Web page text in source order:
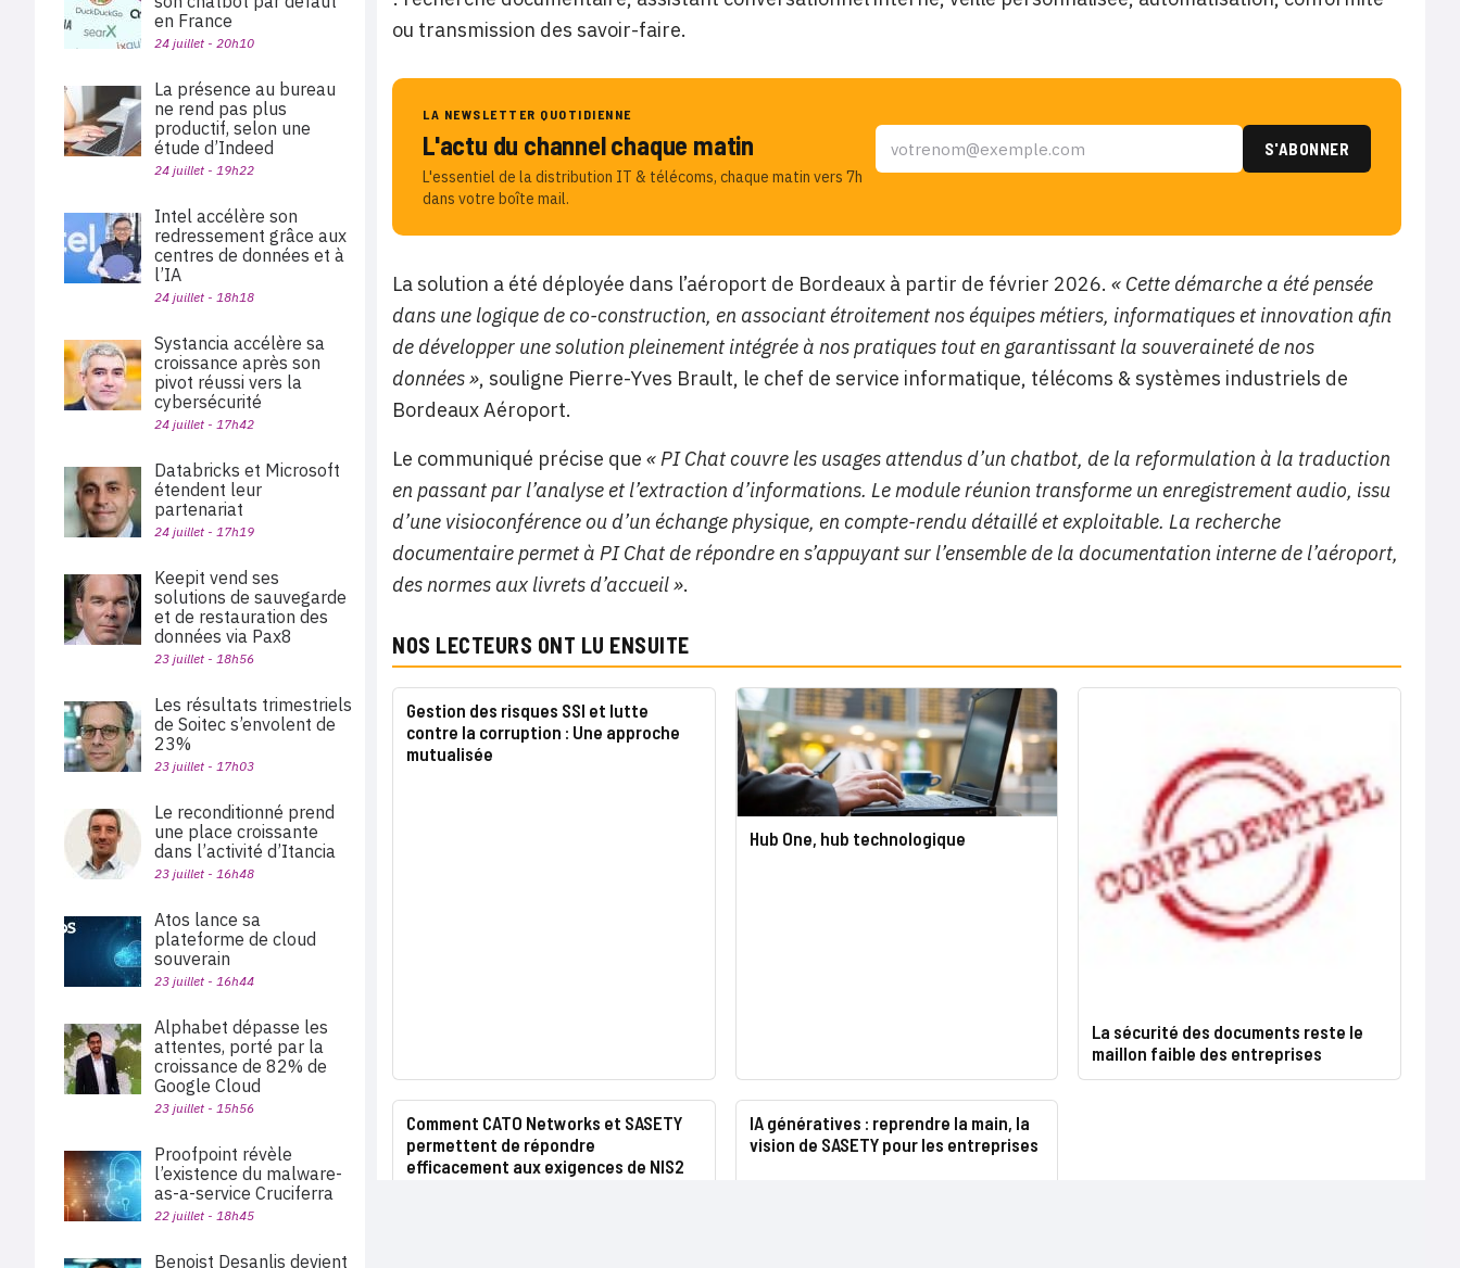
ou transmission des savoir-faire.
LA NEWSLETTER QUOTIDIENNE
L'actu du channel chaque matin
L'essentiel de la distribution IT & télécoms, chaque matin vers 7h
dans votre boîte mail.
La solution a été déployée dans l’aéroport de Bordeaux à partir de février 2026. « Cette démarche a été pensée
dans une logique de co-construction, en associant étroitement nos équipes métiers, informatiques et innovation afin
de développer une solution pleinement intégrée à nos pratiques tout en garantissant la souveraineté de nos
données », souligne Pierre-Yves Brault, le chef de service informatique, télécoms & systèmes industriels de
Bordeaux Aéroport.
Le communiqué précise que « PI Chat couvre les usages attendus d’un chatbot, de la reformulation à la traduction
en passant par l’analyse et l’extraction d’informations. Le module réunion transforme un enregistrement audio, issu
d’une visioconférence ou d’un échange physique, en compte-rendu détaillé et exploitable. La recherche
documentaire permet à PI Chat de répondre en s’appuyant sur l’ensemble de la documentation interne de l’aéroport,
des normes aux livrets d’accueil ».
NOS LECTEURS ONT LU ENSUITE
Gestion des risques SSI et lutte
contre la corruption : Une approche
mutualisée
Hub One, hub technologique
La sécurité des documents reste le
maillon faible des entreprises
Comment CATO Networks et SASETY
permettent de répondre
efficacement aux exigences de NIS2
IA génératives : reprendre la main, la
vision de SASETY pour les entreprises
en France
24 juillet - 20h10
La présence au bureau
ne rend pas plus
productif, selon une
étude d’Indeed
24 juillet - 19h22
Intel accélère son
redressement grâce aux
centres de données et à
l’IA
24 juillet - 18h18
Systancia accélère sa
croissance après son
pivot réussi vers la
cybersécurité
24 juillet - 17h42
Databricks et Microsoft
étendent leur
partenariat
24 juillet - 17h19
Keepit vend ses
solutions de sauvegarde
et de restauration des
données via Pax8
23 juillet - 18h56
Les résultats trimestriels
de Soitec s’envolent de
23%
23 juillet - 17h03
Le reconditionné prend
une place croissante
dans l’activité d’Itancia
23 juillet - 16h48
Atos lance sa
plateforme de cloud
souverain
23 juillet - 16h44
Alphabet dépasse les
attentes, porté par la
croissance de 82% de
Google Cloud
23 juillet - 15h56
Proofpoint révèle
l’existence du malware-
as-a-service Cruciferra
22 juillet - 18h45
Benoist Desanlis devient